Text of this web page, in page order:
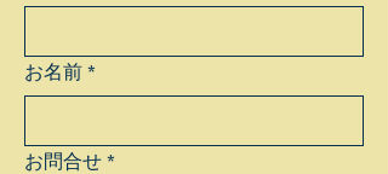
お名前 *
お問合せ *